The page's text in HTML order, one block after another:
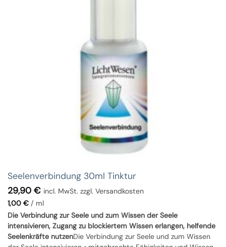
Seelenverbindung 30ml Tinktur
29,90 € incl. MwSt. zzgl. Versandkosten
1,00 €/ ml
Die Verbindung zur Seele und zum Wissen der Seele
intensivieren, Zugang zu blockiertem Wissen erlangen, helfende
Seelenkräfte nutzenDie Verbindung zur Seele und zum Wissen